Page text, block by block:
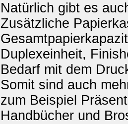
Natürlich gibt es
Zusätzliche
Duplexeinheit,
Bedarf mit dem
Somit sind auch
zum Beispiel
Handbücher und